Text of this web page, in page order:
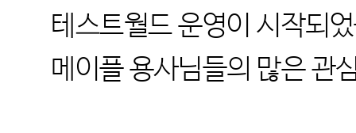
테스트월드 운영이 시작되
메이플 용사님들의 많은 관